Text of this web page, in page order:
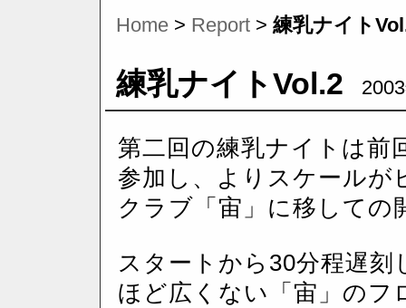
Home > Report > 練乳ナイト
練乳ナイトVol.2
第二回の練乳ナイトは前
参加し、よりスケールが
クラブ「宙」に移しての
スタートから30分程遅
ほど広くない「宙」のフ